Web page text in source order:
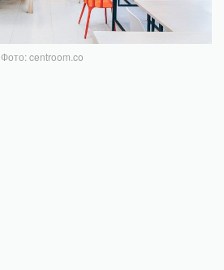
Фото: centroom.co